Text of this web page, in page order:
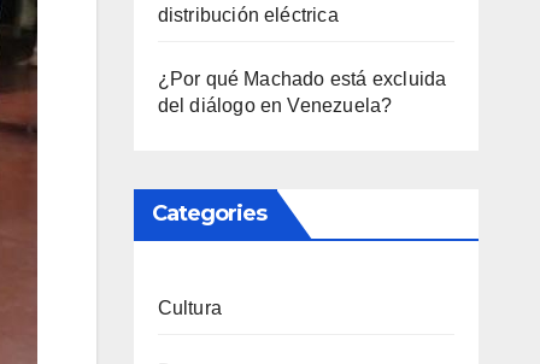
distribución eléctrica
¿Por qué Machado está excluida
del diálogo en Venezuela?
Categories
Cultura